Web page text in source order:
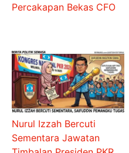
Percakapan Bekas CFO
Nurul Izzah Bercuti
Sementara Jawatan